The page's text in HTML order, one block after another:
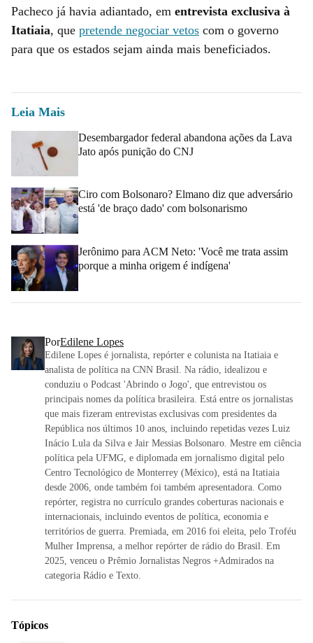
Pacheco já havia adiantado, em entrevista exclusiva à
Itatiaia, que pretende negociar vetos com o governo
para que os estados sejam ainda mais beneficiados.
Leia Mais
Desembargador federal abandona ações da Lava
Jato após punição do CNJ
Ciro com Bolsonaro? Elmano diz que adversário
está 'de braço dado' com bolsonarismo
Jerônimo para ACM Neto: 'Você me trata assim
porque a minha origem é indígena'
PorEdilene Lopes
Edilene Lopes é jornalista, repórter e colunista na Itatiaia e
analista de política na CNN Brasil. Na rádio, idealizou e
conduziu o Podcast 'Abrindo o Jogo', que entrevistou os
principais nomes da política brasileira. Está entre os jornalistas
que mais fizeram entrevistas exclusivas com presidentes da
República nos últimos 10 anos, incluindo repetidas vezes Luiz
Inácio Lula da Silva e Jair Messias Bolsonaro. Mestre em ciência
política pela UFMG, e diplomada em jornalismo digital pelo
Centro Tecnológico de Monterrey (México), está na Itatiaia
desde 2006, onde também foi também apresentadora. Como
repórter, registra no currículo grandes coberturas nacionais e
internacionais, incluindo eventos de política, economia e
territórios de guerra. Premiada, em 2016 foi eleita, pelo Troféu
Mulher Imprensa, a melhor repórter de rádio do Brasil. Em
2025, venceu o Prêmio Jornalistas Negros +Admirados na
categoria Rádio e Texto.
Tópicos